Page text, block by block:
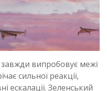
випробовує межі
сильної реакції,
ескалації. Зеленський